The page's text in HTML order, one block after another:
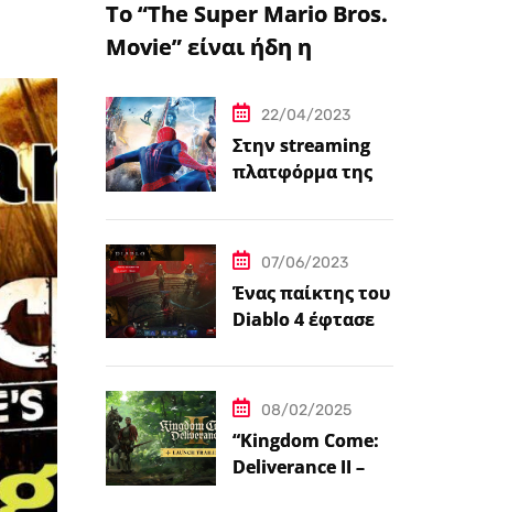
Το “The Super Mario Bros.
Movie” είναι ήδη η
μεταφορά
βιντεοπαιχνιδιού στον
κινηματογράφο
22/04/2023
Στην streaming
πλατφόρμα της
σήμερα πέντε
ταινίες Spider-
Man
07/06/2023
Ένας παίκτης του
Diablo 4 έφτασε
08/02/2025
“Kingdom Come:
Deliverance II – Η